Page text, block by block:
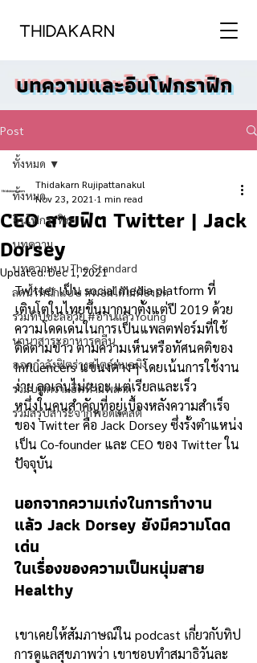
บทความและอินโฟกราฟิก
Post
ทั้งหมด
อินโฟกราฟิก
บทความ
บทความบน The Standard
ลดน้ำหนักแบบ #ผอมได้ไม่ต้องอด
รวมทิปชะลอวัย #อ่านแล้วYoung
นานาสาระอาหารคลีน
ออกกำลังฟิตร่างสไตล์หมอผิง
รวมบทความฮิตห้ามพลาด
รวมสรุปสาระจากพอดแคสต์
ทั้งหมด
CEO สายฟิต Twitter | Jack
Dorsey
Thidakarn Rujipattanakul
Nov 23, 2021 1 min read
Updated:Dec 1, 2021
Twitter เป็น social media platform ที่
เติบโตในไทยขึ้นมากมาตั้งแต่ปี 2019 ด้วย
ความโดดเด่นในการเป็นแพลตฟอร์มที่ใช้
ติดตามข่าว ตามความเห็นหรือทัศนคติของ
Influencers แขนงต่างๆ โดยเน้นการใช้งาน
ง่าย ลูกเล่นไม่เยอะ แต่เรียลและเร็ว
หนึ่งในคนสำคัญที่อยู่เบื้องหลังความสำเร็จ
ของ Twitter คือ Jack Dorsey ซึ่งรั้งตำแหน่ง
เป็น Co-founder และ CEO ของ Twitter ใน
ปัจจุบัน
นอกจากความเก่งในการทำงาน
แล้ว Jack Dorsey ยังมีความโดด
เด่น
ในเรื่องของความเป็นหนุ่มสาย
Healthy
เขาเคยให้สัมภาษณ์ใน podcast เกี่ยวกับทิป
การดูแลสุขภาพว่า เขาชอบทำสมาธิวันละ